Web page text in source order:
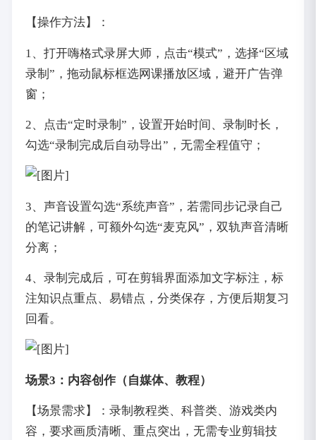
【操作方法】：
1、打开嗨格式录屏大师，点击“模式”，选择“区域
录制”，拖动鼠标框选网课播放区域，避开广告弹
窗；
2、点击“定时录制”，设置开始时间、录制时长，
勾选“录制完成后自动导出”，无需全程值守；
3、声音设置勾选“系统声音”，若需同步记录自己
的笔记讲解，可额外勾选“麦克风”，双轨声音清晰
分离；
4、录制完成后，可在剪辑界面添加文字标注，标
注知识点重点、易错点，分类保存，方便后期复习
回看。
场景3：内容创作（自媒体、教程）
【场景需求】：录制教程类、科普类、游戏类内
容，要求画质清晰、重点突出，无需专业剪辑技